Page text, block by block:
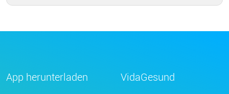
App herunterladen VidaGesund